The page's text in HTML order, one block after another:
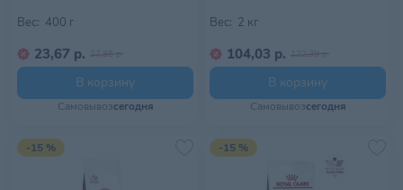
Вес: 400 г
23,67 р. 27,85 р.
В корзину
Самовывозсегодня
Вес: 2 кг
104,03 р. 122,39 р.
В корзину
Самовывозсегодня
-15 % -15 %